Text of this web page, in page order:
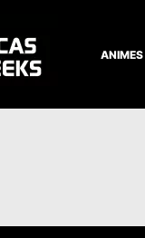
ANIMES